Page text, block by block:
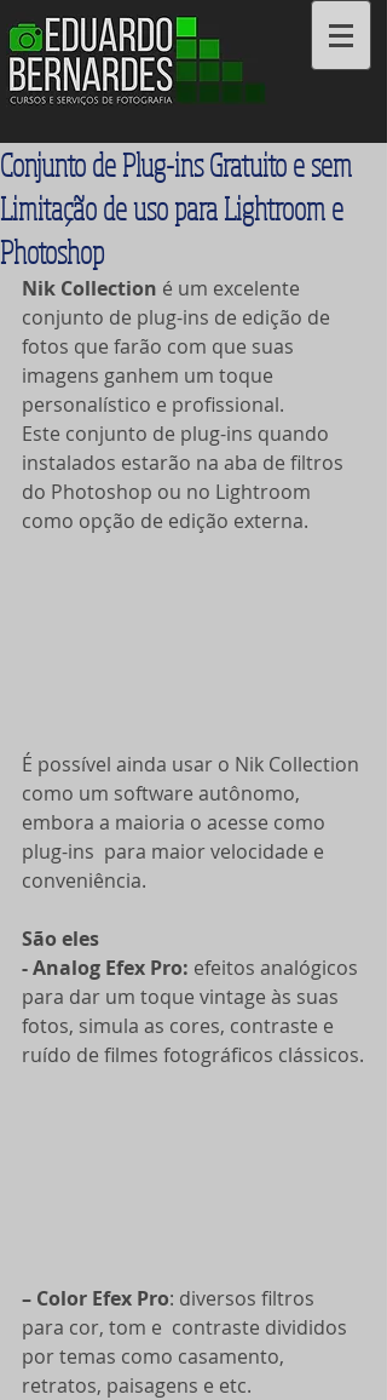
Cursos e Serviços
Conjunto de Plug-ins Gratuito e sem
Limitação de uso para Lightroom e
Photoshop
Nik Collection é um excelente
conjunto de plug-ins de edição de
fotos que farão com que suas
imagens ganhem um toque
personalístico e profissional.
Este conjunto de plug-ins quando
instalados estarão na aba de filtros
do Photoshop ou no Lightroom
como opção de edição externa.
É possível ainda usar o Nik Collection
como um software autônomo,
embora a maioria o acesse como
plug-ins  para maior velocidade e
conveniência.
São eles
- Analog Efex Pro: efeitos analógicos
para dar um toque vintage às suas
fotos, simula as cores, contraste e
ruído de filmes fotográficos clássicos.
– Color Efex Pro: diversos filtros
para cor, tom e  contraste divididos
por temas como casamento,
retratos, paisagens e etc.